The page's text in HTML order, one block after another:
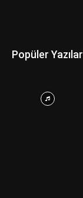
Popüler Yazılar